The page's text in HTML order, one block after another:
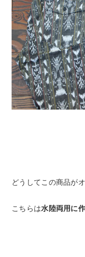
どうしてこの商品が
こちらは水陸両用に